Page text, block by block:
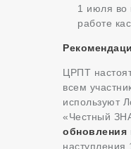
1 июля во
работе
ЦРПТ
всем
используют
«Честный
обновления
наступления